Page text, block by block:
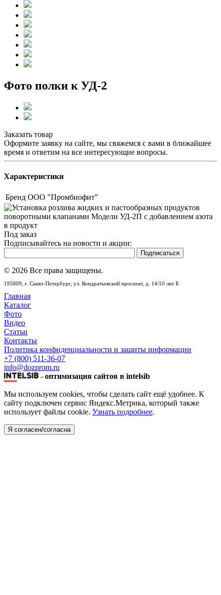
Фото полки к УД-2
Заказать товар
Оформите заявку на сайте, мы свяжемся с вами в ближайшее
время и ответим на все интересующие вопросы.
Характеристики
Бренд ООО "Промбиофит"
Под заказ
Подписывайтесь на новости и акции:
© 2026 Все права защищены.
195009, г. Санкт-Петербург, ул. Кондратьевский проспект, д. 14/10 лит Б
Главная
Каталог
Фото
Видео
Статьи
Контакты
Политика конфиденциальности и защиты информации
+7 (800) 511-36-07
info@dozprom.ru
- оптимизация сайтов в intelsib
Мы используем cookies, чтобы сделать сайт ещё удобнее. К
сайту подключен сервис Яндекс.Метрика, который также
использует файлы cookie. Узнать подробнее.
Я согласен/согласна